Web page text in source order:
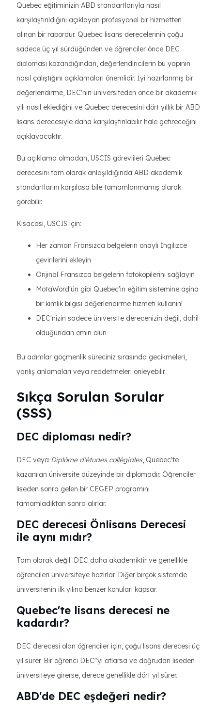
Quebec eğitiminizin ABD standartlarıyla nasıl
karşılaştırıldığını açıklayan profesyonel bir hizmetten
alınan bir rapordur. Quebec lisans derecelerinin çoğu
sadece üç yıl sürdüğünden ve öğrenciler önce DEC
diploması kazandığından, değerlendiricilerin bu yapının
nasıl çalıştığını açıklamaları önemlidir. İyi hazırlanmış bir
değerlendirme, DEC'nin üniversiteden önce bir akademik
yılı nasıl eklediğini ve Quebec derecesini dört yıllık bir ABD
lisans derecesiyle daha karşılaştırılabilir hale getireceğini
açıklayacaktır.
Bu açıklama olmadan, USCIS görevlileri Quebec
derecesini tam olarak anlaşıldığında ABD akademik
standartlarını karşılasa bile tamamlanmamış olarak
görebilir.
Kısacası, USCIS için:
Her zaman Fransızca belgelerin onaylı İngilizce
çevirilerini ekleyin
Orijinal Fransızca belgelerin fotokopilerini sağlayın
MotaWord'ün gibi Quebec'in eğitim sistemine aşina
bir kimlik bilgisi değerlendirme hizmeti kullanın!
DEC'nizin sadece üniversite derecenizin değil, dahil
olduğundan emin olun
Bu adımlar göçmenlik süreciniz sırasında gecikmeleri,
yanlış anlamaları veya reddetmeleri önleyebilir.
Sıkça Sorulan Sorular
(SSS)
DEC diploması nedir?
DEC veya Diplôme d'études collégiales, Quebec'te
kazanılan üniversite düzeyinde bir diplomadır. Öğrenciler
liseden sonra gelen bir CEGEP programını
tamamladıktan sonra alırlar.
DEC derecesi Önlisans Derecesi
ile aynı mıdır?
Tam olarak değil. DEC daha akademiktir ve genellikle
öğrencileri üniversiteye hazırlar. Diğer birçok sistemde
üniversitenin ilk yılına benzer konuları kapsar.
Quebec'te lisans derecesi ne
kadardır?
DEC derecesi olan öğrenciler için, çoğu lisans derecesi üç
yıl sürer. Bir öğrenci DEC"yi atlarsa ve doğrudan liseden
üniversiteye girerse, derece genellikle dört yıl sürer.
ABD'de DEC eşdeğeri nedir?